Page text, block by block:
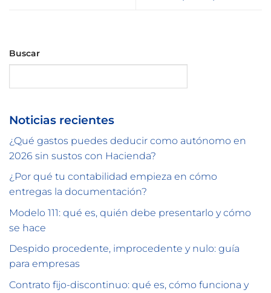
Buscar
Noticias recientes
¿Qué gastos puedes deducir como autónomo en
2026 sin sustos con Hacienda?
¿Por qué tu contabilidad empieza en cómo
entregas la documentación?
Modelo 111: qué es, quién debe presentarlo y cómo
se hace
Despido procedente, improcedente y nulo: guía
para empresas
Contrato fijo-discontinuo: qué es, cómo funciona y